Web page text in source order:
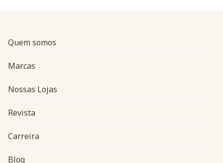
Quem somos
Marcas
Nossas Lojas
Revista
Carreira
Blog